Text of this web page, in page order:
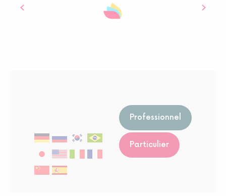
Professionnel
Particulier